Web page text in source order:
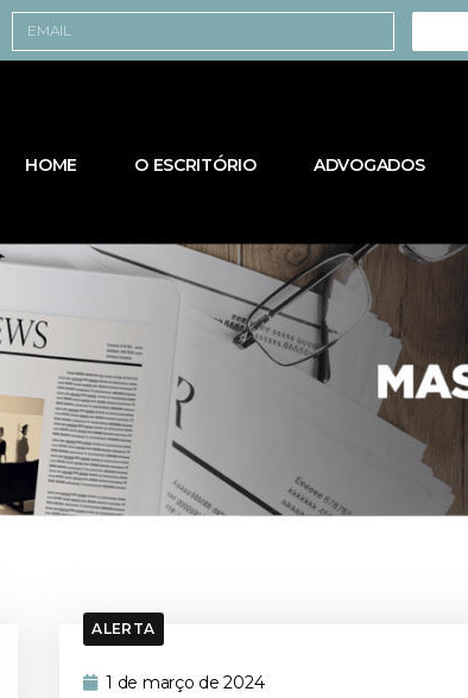
HOME O ESCRITÓRIO ADVOGADOS
ALERTA
1 de março de 2024